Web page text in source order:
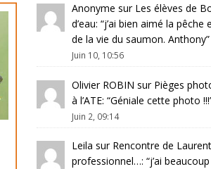
Anonyme sur Les élèves de
d’eau: “j’ai bien aimé la pêche
de la vie du saumon. Anthony”
Juin 10, 10:56
Olivier ROBIN sur Pièges
à l’ATE: “Géniale cette photo !!!
Juin 2, 09:14
Leila sur Rencontre de
professionnel…: “j’ai